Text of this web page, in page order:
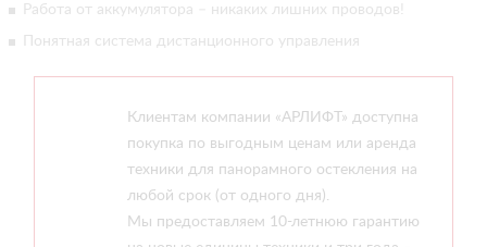
Работа от аккумулятора – никаких лишних проводов!
Понятная система дистанционного управления
Клиентам компании «АРЛИФТ» доступна
покупка по выгодным ценам или аренда
техники для панорамного остекления на
любой срок (от одного дня).
Мы предоставляем 10-летнюю гарантию